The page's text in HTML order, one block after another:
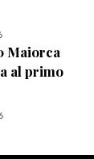
Maiorca
al primo